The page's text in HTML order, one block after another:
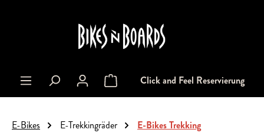
Warenkorb enthält 0 Positionen. Der
Click and Feel Reservierung
E-Bikes E-Trekkingräder E-Bikes Trekking